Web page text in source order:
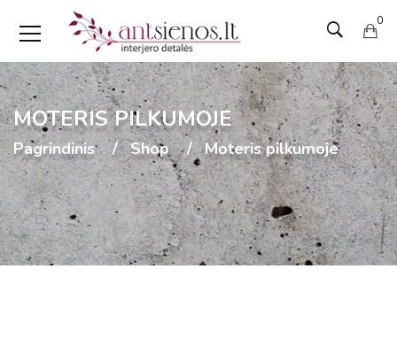
0
MOTERIS PILKUMOJE
Pagrindinis Shop Moteris pilkumoje